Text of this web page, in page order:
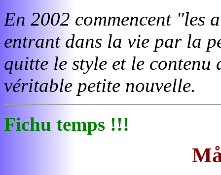
En 2002 commencent "les
entrant dans la vie par la
quitte le style et le contenu
véritable petite nouvelle.
Fichu temps !!!